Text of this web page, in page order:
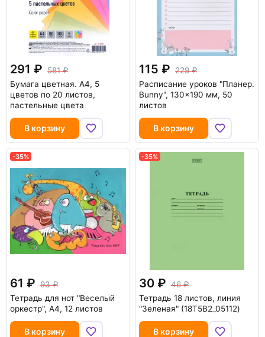
291
581
Бумага цветная. А4, 5
цветов по 20 листов,
пастельные цвета
В корзину
115
229
Расписание уроков "Планер.
Bunny", 130x190 мм, 50
листов
В корзину
-35%
61
93
Тетрадь для нот "Веселый
оркестр", А4, 12 листов
В корзину
-35%
30
46
Тетрадь 18 листов, линия
"Зеленая" (18Т5B2_05112)
В корзину